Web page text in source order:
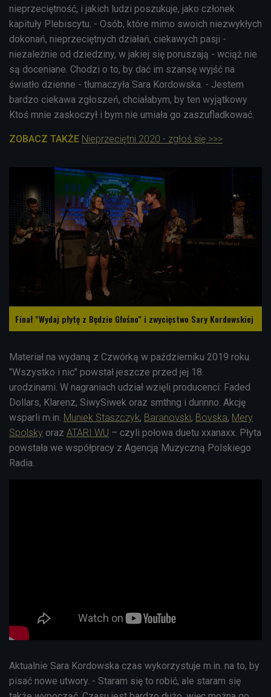
nieprzeciętność, i jakich ludzi poszukuje, jako członek
kapituły Plebiscytu. - Osób, które mimo swoich niezwykłych
dokonań, nieprzeciętnych działań, ciekawych pasji -
niezależnie od dziedziny, w jakiej się poruszają - wciąż nie
są doceniane. Chodzi o to, by dać im szansę wyjść na
światło dzienne - tłumaczyła Sara Kordowska. - Jestem
bardzo ciekawa zgłoszeń, chciałabym, by ten wyjątkowy
Ktoś mnie zaskoczył i bym nie umiała go zaszufladkować.
ZOBACZ TAKŻE Nieprzeciętni 2020 - zgłoś się >>>
Finał "Wydaj płytę z Będzie Głośno" i zwycięstwo Sary Kordowskiej
Materiał na wydaną z Czwórką w październiku 2019 roku
"Wszystko i nic" powstał jeszcze przed jej 18.
urodzinami. W nagraniach udział wzięli producenci: Faded
Dollars, Klarenz, SiwySiwek oraz smthng i dunnno. Akcję
wsparli m.in. Muniek Staszczyk, Baranovski, Bovska, Mery
Spolsky oraz ATARI WU – czyli połowa duetu xxanaxx. Płyta
powstała we współpracy z Agencją Muzyczną Polskiego
Radia.
Aktualnie Sara Kordowska czas wykorzystuje m.in. na to, by
pisać nowe utwory. - Staram się to robić, ale staram się